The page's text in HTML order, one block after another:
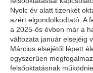
Nyolc év alatt tizenkét
azért elgondolkodtató. A
a 2025-ös évben már a
változata január elsejéig
Március elsejétől lépett
egyszerűen
felsőoktatásnak